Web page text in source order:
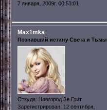
7 января, 2009г. 00:53:01
Max1mka
Познавший истину Света и Тьмы
Откуда: Новгород Зе Грит
Зарегистрирован: 12 сентября,